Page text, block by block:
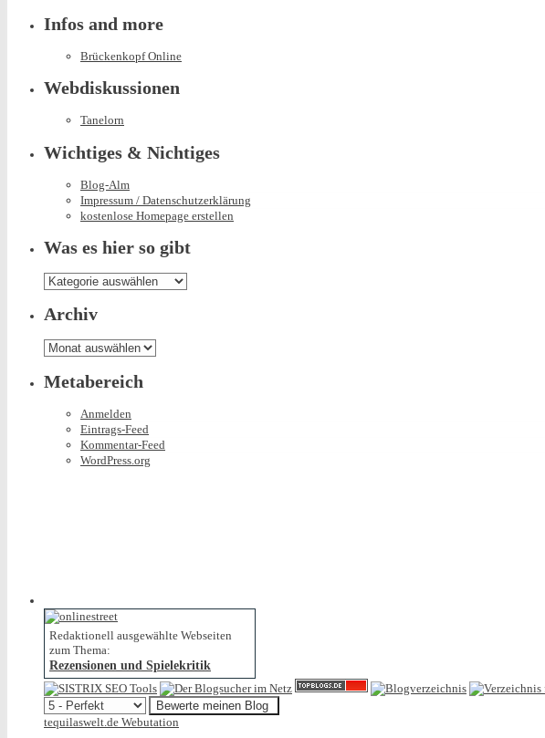
Infos and more
Brückenkopf Online
Webdiskussionen
Tanelorn
Wichtiges & Nichtiges
Blog-Alm
Impressum / Datenschutzerklärung
kostenlose Homepage erstellen
Was es hier so gibt
Was
es
hier
so
gibt
Archiv
Archiv
Metabereich
Anmelden
Eintrags-Feed
Kommentar-Feed
WordPress.org
Redaktionell ausgewählte Webseiten
zum Thema:
Rezensionen und Spielekritik
tequilaswelt.de Webutation